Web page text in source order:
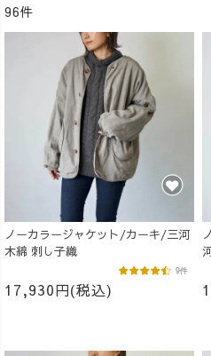
96件
ノーカラージャケット/カーキ/三河
木綿 刺し子織
17,930円(税込)
9件